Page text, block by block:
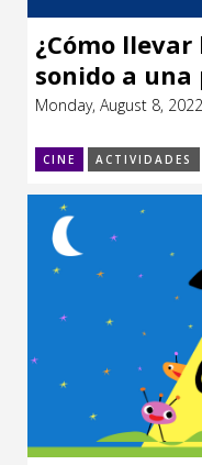
¿Cómo
sonido a una
Monday, August 8, 2022.
CINE ACTIVIDADES